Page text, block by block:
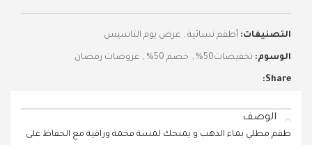
التصنيفات: أطقم نسائية , عرض يوم التاسيس
الوسوم: تخفيضات50% , خصم 50% , عروضات رمضان
Share:
الوصف
طقم مطلي بماء الذهب و يمنحك لمسة فخمة وراقية مع الحفاظ على